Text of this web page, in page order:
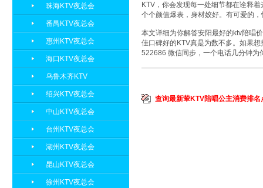
KTV，你会发现每一处细节都在诠释
个个颜值爆表，身材姣好。有可爱的
本文详细为你解答安阳最好的ktv陪唱
佳口碑好的KTV真是为数不多。如果
522686 微信同步，一个电话几分钟为
查询最新荤KTV陪唱公主消费排
珠海KTV夜总会
番禺KTV夜总会
惠州KTV夜总会
海口KTV夜总会
乌鲁木齐KTV
绍兴KTV夜总会
中山KTV夜总会
台州KTV夜总会
湖州KTV夜总会
昆山KTV夜总会
徐州KTV夜总会